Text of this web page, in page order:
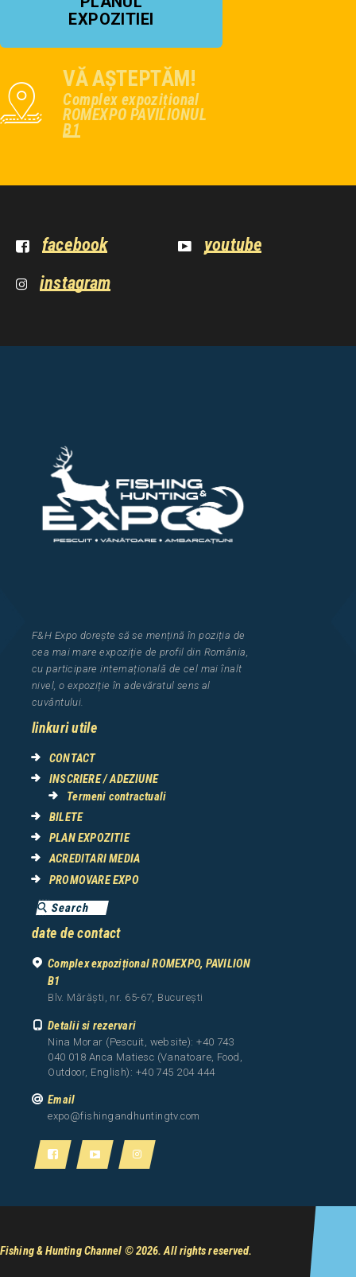
EXPOZITIEI
VĂ AȘTEPTĂM!
Complex expozițional
ROMEXPO PAVILIONUL
B1
facebook
youtube
instagram
F&H Expo dorește să se mențină în poziția de
cea mai mare expoziție de profil din România
cu participare internațională de cel maiînalt
nivel, o expoziție în adevăratul sens al
cuvântului.
linkuri utile
CONTACT
INSCRIERE / ADEZIUNE
Termeni contractuali
BILETE
PLAN EXPOZITIE
ACREDITARI MEDIA
PROMOVARE EXPO
date de contact
Complex expozițional ROMEXPO, PAVILION
B1
Blv. Mărăști, nr. 65-67, București
Detalii si rezervari
Nina Morar (Pescuit, website): +40 743
040 018 Anca Matiesc (Vanatoare, Food,
Outdoor, English): +40 745 204 444
Email
expo@fishingandhuntingtv.com
Fishing & Hunting Channel © 2026. All rights reserved.